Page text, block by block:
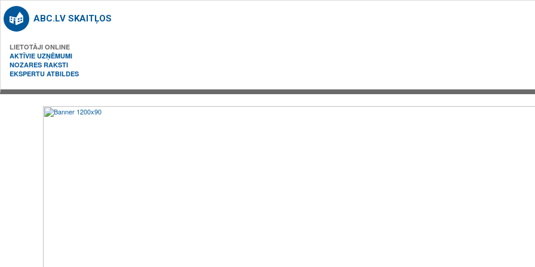
ABC.LV SKAITĻOS
LIETOTĀJI ONLINE
AKTĪVIE UZŅĒMUMI
NOZARES RAKSTI
EKSPERTU ATBILDES